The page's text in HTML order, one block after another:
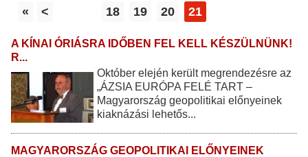
« < 18 19 20 21
A KÍNAI ÓRIÁSRA IDŐBEN FEL KELL KÉSZÜLNÜNK!
R...
Október elején került megrendezésre az
„ÁZSIA EURÓPA FELÉ TART –
Magyarország geopolitikai előnyeinek
kiaknázási lehetős...
MAGYARORSZÁG GEOPOLITIKAI ELŐNYEINEK